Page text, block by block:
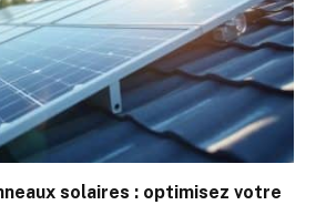
solaires : optimisez votre